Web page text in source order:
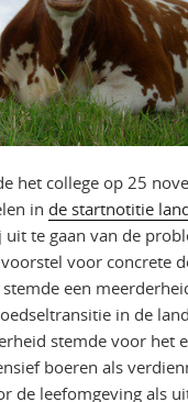
het college op 25
in de startnotitie
uit te gaan van de
voor concrete
een
in de
stemde voor het
boeren als
de leefomgeving als